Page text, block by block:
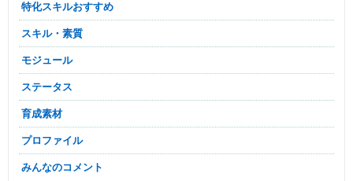
特化スキルおすすめ
スキル・素質
モジュール
ステータス
育成素材
プロファイル
みんなのコメント